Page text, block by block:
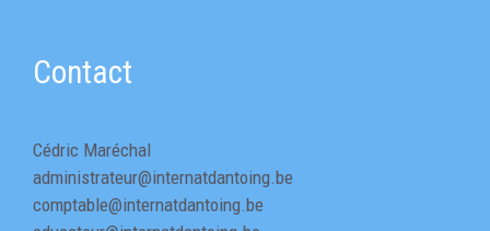
Contact
Cédric Maréchal
administrateur@internatdantoing.be
comptable@internatdantoing.be